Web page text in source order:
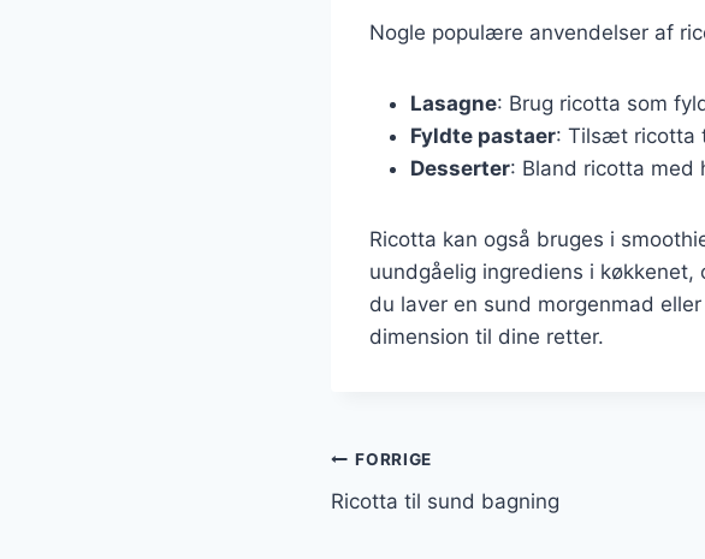
Nogle populære anvendelser af
Lasagne: Brug ricotta som
Fyldte pastaer: Tilsæt ricotta
Desserter: Bland ricotta med
Ricotta kan også bruges i
uundgåelig ingrediens i
du laver en sund morgenmad
dimension til dine retter.
Indlægsnavigation
FORRIGE
Ricotta til sund bagning